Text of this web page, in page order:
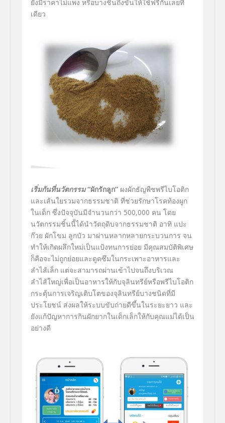
ยังมีราคาไม่แพง หรือบางชิ้นถึงขั้นให้ใช้ฟรีกันเลยที
เดียว
เริ่มกันที่นวัตกรรม“ผักรักลูก”ผงผักธัญพืชพรีไบโอติก
และเส้นใยรวมจากธรรมชาติ ที่ช่วยรักษาโรคท้องผูก
ในเด็ก ซึ่งปัจจุบันมีจำนวนกว่า 500,000 คน โดย
นวัตกรรมชิ้นนี้ได้นำวัตถุดิบจากธรรมชาติ อาทิ แปะ
ก๊วย ผักโขม ลูกบัว มาผ่านหลากหลายกระบวนการ จน
ทำให้เกิดผลึกใหม่เป็นแป้งทนการย่อย มีคุณสมบัติพิเศษ
ก็คือจะไม่ถูกย่อยและดูดซึมในกระเพาะอาหารและ
ลำไส้เล็ก แต่จะสามารถผ่านเข้าไปจนถึงบริเวณ
ลำไส้ใหญ่เพื่อเป็นอาหารให้กับจุลินทรีย์หรือพรีไบโอติก
กระตุ้นการเจริญเติบโตของจุลินทรีย์บางชนิดที่มี
ประโยชน์ ส่งผลให้ระบบขับถ่ายดีขึ้นในระยะยาว และ
ยังแก้ปัญหาการกินผักยากในเด็กเล็กให้กับคุณแม่ได้เป็น
อย่างดี